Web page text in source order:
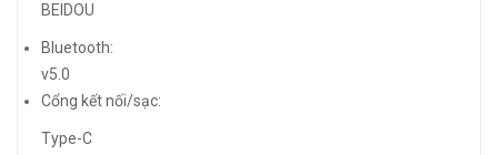
BEIDOU
Bluetooth:
v5.0
Cổng kết nối/sạc:
Type-C